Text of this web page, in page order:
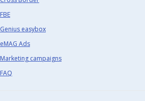
FBE
Genius easybox
eMAG Ads
Marketing campaigns
FAQ